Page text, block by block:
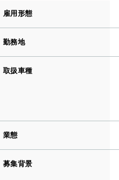
雇用形態
勤務地
取扱車種
業態
募集背景